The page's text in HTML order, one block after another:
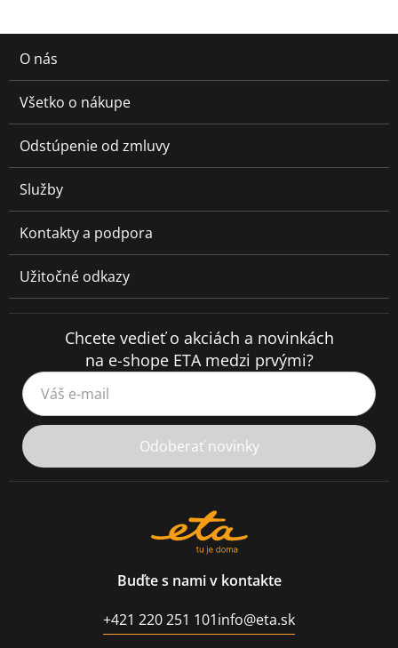
O nás
Všetko o nákupe
Odstúpenie od zmluvy
Služby
Kontakty a podpora
Užitočné odkazy
Chcete vedieť o akciách a novinkách
na e-shope ETA medzi prvými?
Váš e-mail
Odoberať novinky
Buďte s nami v kontakte
+421 220 251 101info@eta.sk